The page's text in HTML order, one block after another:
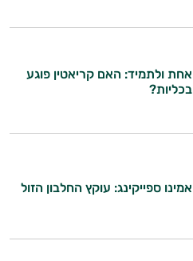
אחת ולתמיד: האם קריאטין פוגע
בכליות?
אמינו ספייקינג: עוקץ החלבון הזול